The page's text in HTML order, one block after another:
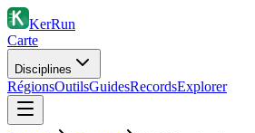
KerRun
Carte
Disciplines
RégionsOutilsGuidesRecordsExplorer